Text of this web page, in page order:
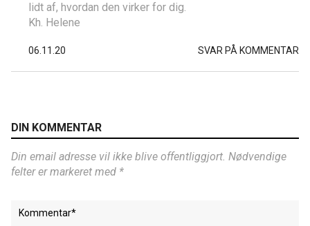
lidt af, hvordan den virker for dig.
Kh. Helene
06.11.20 SVAR PÅ KOMMENTAR
DIN KOMMENTAR
Din email adresse vil ikke blive offentliggjort. Nødvendige
felter er markeret med *